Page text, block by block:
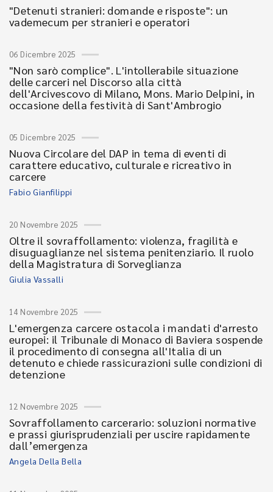
"Detenuti stranieri: domande e risposte": un
vademecum per stranieri e operatori
06 Dicembre 2025
"Non sarò complice". L'intollerabile situazione
delle carceri nel Discorso alla città
dell'Arcivescovo di Milano, Mons. Mario Delpini, in
occasione della festività di Sant'Ambrogio
05 Dicembre 2025
Nuova Circolare del DAP in tema di eventi di
carattere educativo, culturale e ricreativo in
carcere
Fabio Gianfilippi
20 Novembre 2025
Oltre il sovraffollamento: violenza, fragilità e
disuguaglianze nel sistema penitenziario. Il ruolo
della Magistratura di Sorveglianza
Giulia Vassalli
14 Novembre 2025
L'emergenza carcere ostacola i mandati d'arresto
europei: il Tribunale di Monaco di Baviera sospende
il procedimento di consegna all'Italia di un
detenuto e chiede rassicurazioni sulle condizioni di
detenzione
12 Novembre 2025
Sovraffollamento carcerario: soluzioni normative
e prassi giurisprudenziali per uscire rapidamente
dall’emergenza
Angela Della Bella